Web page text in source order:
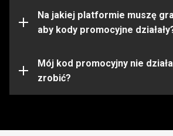
Na jakiej platformie muszę
aby kody promocyjne
kodu upewnij się, że jesteś
Warframe na właściwej platformie.
Mój kod promocyjny nie
zrobić?
wykorzystany. Aby uzyskać dalszą
skontaktować się z